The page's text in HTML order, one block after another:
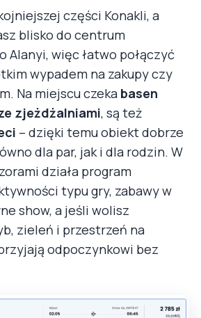
części Konakli, a
blisko do centrum
Alanyi, więc łatwo połączyć
wypadem na zakupy czy
Na miejscu czeka basen
zjeżdżalniami, są też
– dzięki temu obiekt dobrze
dla par, jak i dla rodzin. W
działa program
typu gry, zabawy w
show, a jeśli wolisz
zieleń i przestrzeń na
odpoczynkowi bez